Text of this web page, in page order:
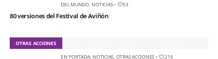
DEL MUNDO, NOTICIAS• 53
80 versiones del Festival de Aviñón
OTRAS ACCIONES
EN PORTADA, NOTICIAS OTRAS ACCIONES • 216